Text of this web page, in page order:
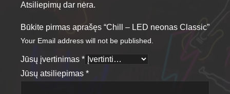
Atsiliepimų dar nėra.
Būkite pirmas aprašęs “Chill – LED neonas Classic”
Your Email address will not be published.
Jūsų įvertinimas *
Jūsų atsiliepimas *